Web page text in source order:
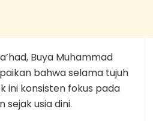
Buya Muhammad
bahwa selama tujuh
ini konsisten fokus pada
sejak usia dini.